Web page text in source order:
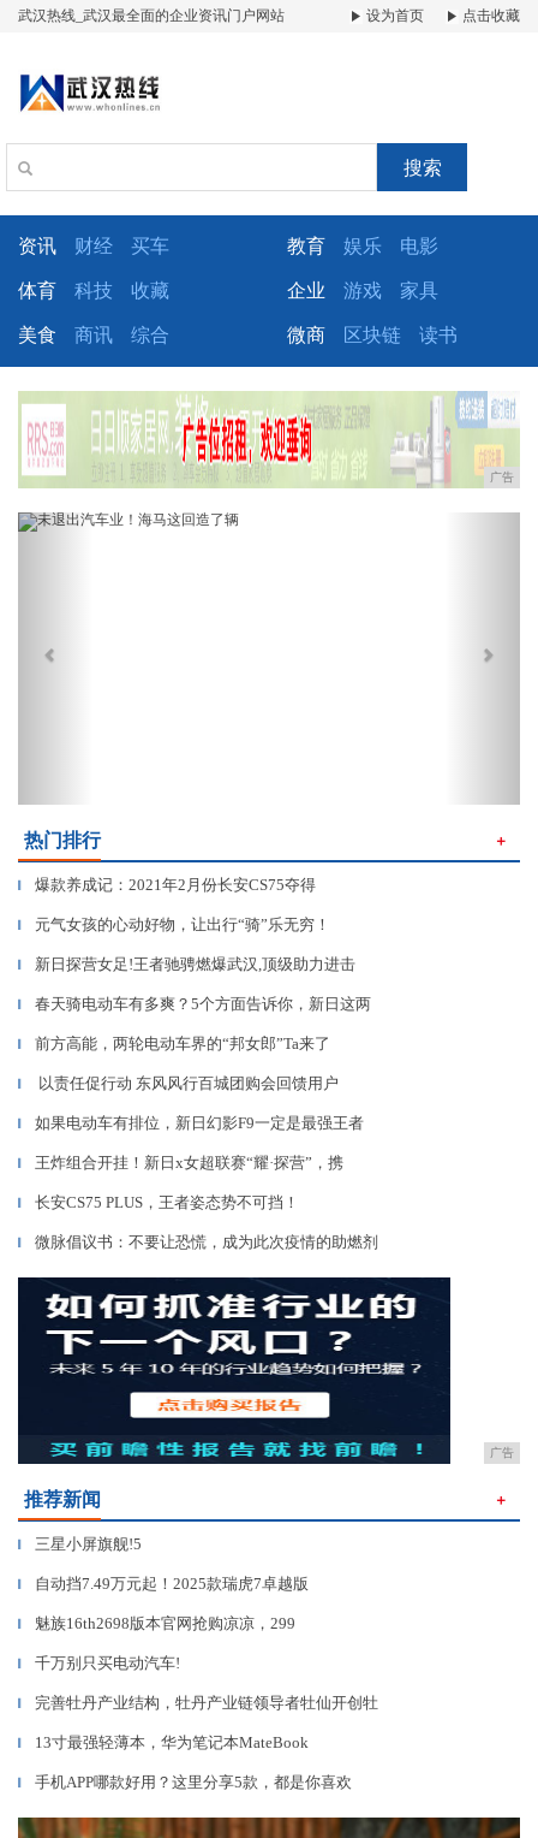
武汉热线_武汉最全面的企业资讯门户网站 设为首页 点击收藏
搜索
资讯 财经 买车 教育 娱乐 电影
体育 科技 收藏 企业 游戏 家具
美食 商讯 综合 微商 区块链 读书
广告
Previous
热门排行 ＋
▎ 爆款养成记：2021年2月份长安CS75夺得
▎ 元气女孩的心动好物，让出行“骑”乐无穷！
▎ 新日探营女足!王者驰骋燃爆武汉,顶级助力进击
▎ 春天骑电动车有多爽？5个方面告诉你，新日这两
▎ 前方高能，两轮电动车界的“邦女郎”Ta来了
▎ 以责任促行动 东风风行百城团购会回馈用户
▎ 如果电动车有排位，新日幻影F9一定是最强王者
▎ 王炸组合开挂！新日x女超联赛“耀·探营”，携
▎ 长安CS75 PLUS，王者姿态势不可挡！
▎ 微脉倡议书：不要让恐慌，成为此次疫情的助燃剂
广告
推荐新闻 ＋
▎ 三星小屏旗舰!5
▎ 自动挡7.49万元起！2025款瑞虎7卓越版
▎ 魅族16th2698版本官网抢购凉凉，299
▎ 千万别只买电动汽车!
▎ 完善牡丹产业结构，牡丹产业链领导者牡仙开创牡
▎ 13寸最强轻薄本，华为笔记本MateBook
▎ 手机APP哪款好用？这里分享5款，都是你喜欢